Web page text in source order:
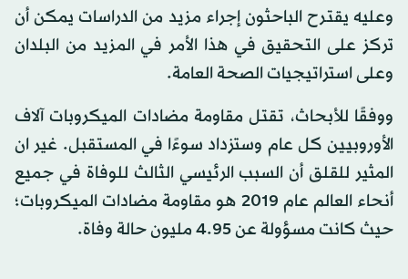
وعليه يقترح الباحثون إجراء مزيد من الدراسات يمكن أن
تركز على التحقيق في هذا الأمر في المزيد من البلدان
وعلى استراتيجيات الصحة العامة.
ووفقًا للأبحاث، تقتل مقاومة مضادات الميكروبات آلاف
الأوروبيين كل عام وستزداد سوءًا في المستقبل. غير ان
المثير للقلق أن السبب الرئيسي الثالث للوفاة في جميع
أنحاء العالم عام 2019 هو مقاومة مضادات الميكروبات؛
حيث كانت مسؤولة عن 4.95 مليون حالة وفاة.